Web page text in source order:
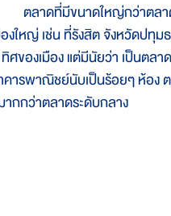
ตลาดที่มีขนาดใหญ่กว่าตลาด
องใหญ่ เช่น ที่รังสิต จังหวัดปทุ
ศของเมือง แต่มีนัยว่า เป็นตล
ารพาณิชย์นับเป็นร้อยๆ ห้อง
กกว่าตลาดระดับกลาง